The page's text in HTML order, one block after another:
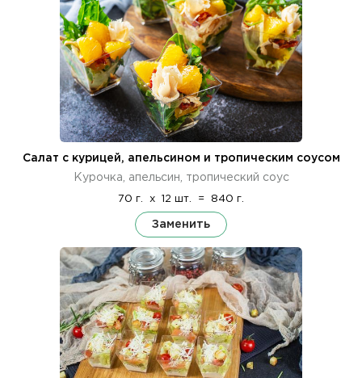
Салат с курицей, апельсином и тропическим соусом
Курочка, апельсин, тропический соус
70 г. x 12 шт. = 840 г.
Заменить